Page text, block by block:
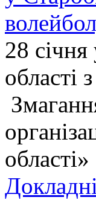
28 січня
області